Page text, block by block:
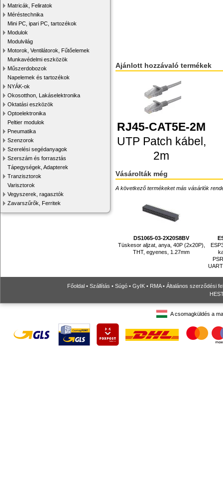
Matricák, Feliratok
Méréstechnika
Mini PC, ipari PC, tartozékok
Modulok
Modulvilág
Motorok, Ventilátorok, Fűtőelemek
Munkavédelmi eszközök
Műszerdobozok
Napelemek és tartozékok
NYÁK-ok
Okosotthon, Lakáselektronika
Oktatási eszközök
Optoelektronika
Peltier modulok
Pneumatika
Szenzorok
Szerelési segédanyagok
Szerszám és forrasztás
Tápegységek, Adapterek
Tranzisztorok
Varisztorok
Vegyszerek, ragasztók
Zavarszűrők, Ferritek
Ajánlott hozzávaló termékek
RJ45-CAT5E-2M
UTP Patch kábel,
2m
Vásárolták még
A következő termékeket más vásárlók
DS1065-03-2X20S8BV
Tüskesor aljzat, anya, 40P (2x20P),
THT, egyenes, 1.27mm
Főoldal • Szállítás • Súgó • GyIK • RMA• Általános szerződési
A csomagküldés a